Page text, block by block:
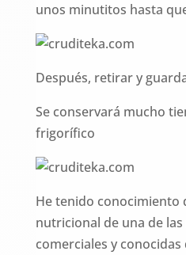
unos minutitos hasta
Después, retirar y
Se conservará mucho
frigorífico
He tenido conocimiento
nutricional de una de
comerciales y conocidas